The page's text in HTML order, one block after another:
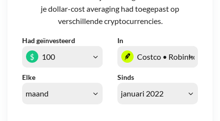
je dollar-cost averaging had toegepast op
verschillende cryptocurrencies.
Had geïnvesteerd In
Elke Sinds
$